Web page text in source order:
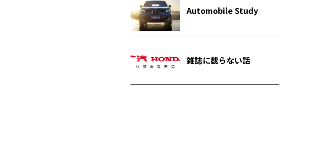
Automobile Study
雑誌に載らない話